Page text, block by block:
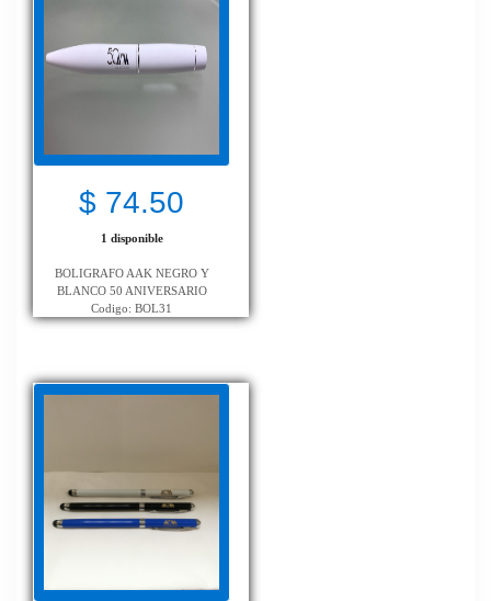
$ 74.50
1 disponible
BOLIGRAFO AAK NEGRO Y
BLANCO 50 ANIVERSARIO
Codigo: BOL31